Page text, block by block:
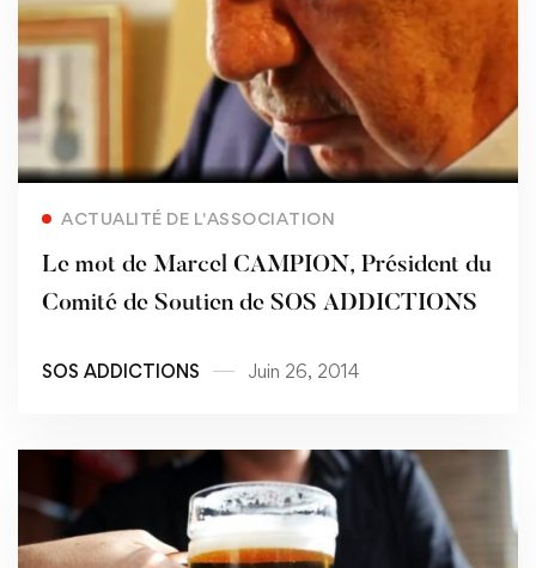
ACTUALITÉ DE L'ASSOCIATION
Le mot de Marcel CAMPION, Président du
Comité de Soutien de SOS ADDICTIONS
SOS ADDICTIONS Juin 26, 2014